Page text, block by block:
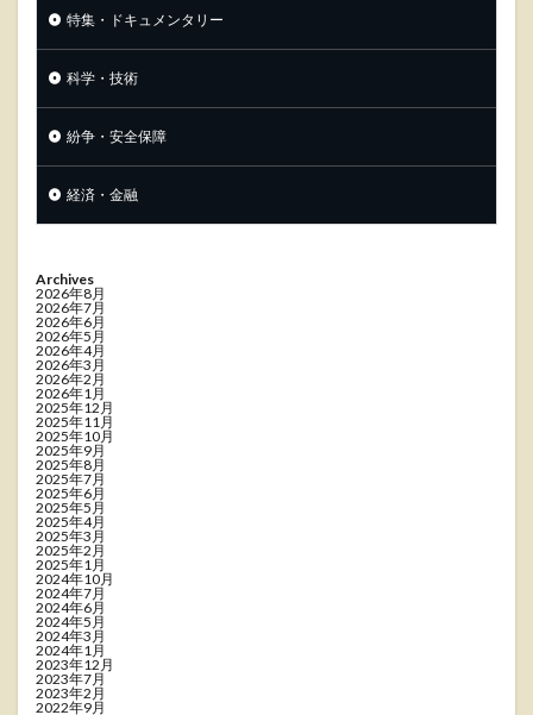
特集・ドキュメンタリー
科学・技術
紛争・安全保障
経済・金融
Archives
2026年8月
2026年7月
2026年6月
2026年5月
2026年4月
2026年3月
2026年2月
2026年1月
2025年12月
2025年11月
2025年10月
2025年9月
2025年8月
2025年7月
2025年6月
2025年5月
2025年4月
2025年3月
2025年2月
2025年1月
2024年10月
2024年7月
2024年6月
2024年5月
2024年3月
2024年1月
2023年12月
2023年7月
2023年2月
2022年9月